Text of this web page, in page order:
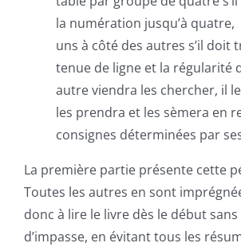
la numération jusqu’à quatre,
uns à côté des autres s’il doit
tenue de ligne et la régularité
autre viendra les chercher, il
les prendra et les sèmera en
consignes déterminées par
La première partie présente cette
Toutes les autres en sont
donc à lire le livre dès le début
d’impasse, en évitant tous les